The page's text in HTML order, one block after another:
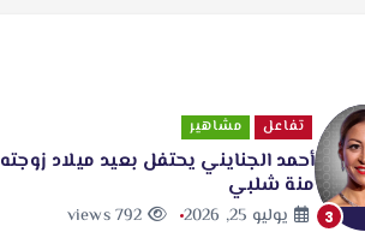
3
تفاعل مشاهير
أحمد الجنايني يحتفل بعيد ميلاد زوجته
منة شلبي
يوليو 25, 2026